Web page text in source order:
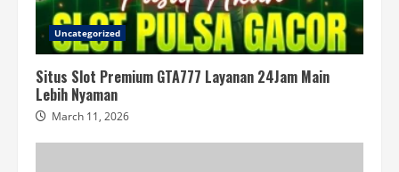
Uncategorized
Situs Slot Premium GTA777 Layanan 24Jam Main
Lebih Nyaman
March 11, 2026